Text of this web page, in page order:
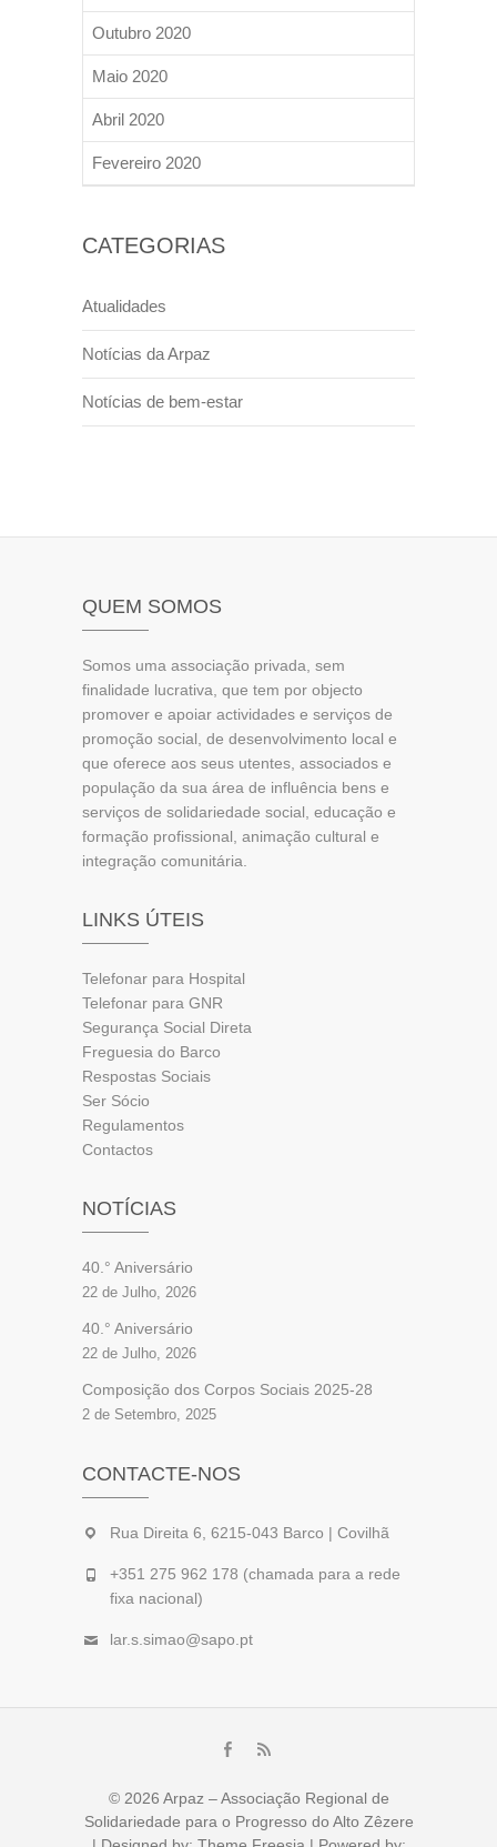
Outubro 2020
Maio 2020
Abril 2020
Fevereiro 2020
CATEGORIAS
Atualidades
Notícias da Arpaz
Notícias de bem-estar
QUEM SOMOS
Somos uma associação privada, sem
finalidade lucrativa, que tem por objecto
promover e apoiar actividades e serviços de
promoção social, de desenvolvimento local e
que oferece aos seus utentes, associados e
população da sua área de influência bens e
serviços de solidariedade social, educação e
formação profissional, animação cultural e
integração comunitária.
LINKS ÚTEIS
Telefonar para Hospital
Telefonar para GNR
Segurança Social Direta
Freguesia do Barco
Respostas Sociais
Ser Sócio
Regulamentos
Contactos
NOTÍCIAS
40.° Aniversário
22 de Julho, 2026
40.° Aniversário
22 de Julho, 2026
Composição dos Corpos Sociais 2025-28
2 de Setembro, 2025
CONTACTE-NOS
Rua Direita 6, 6215-043 Barco | Covilhã
+351 275 962 178 (chamada para a rede
fixa nacional)
lar.s.simao@sapo.pt
Facebook
© 2026 Arpaz – Associação Regional de
Solidariedade para o Progresso do Alto Zêzere